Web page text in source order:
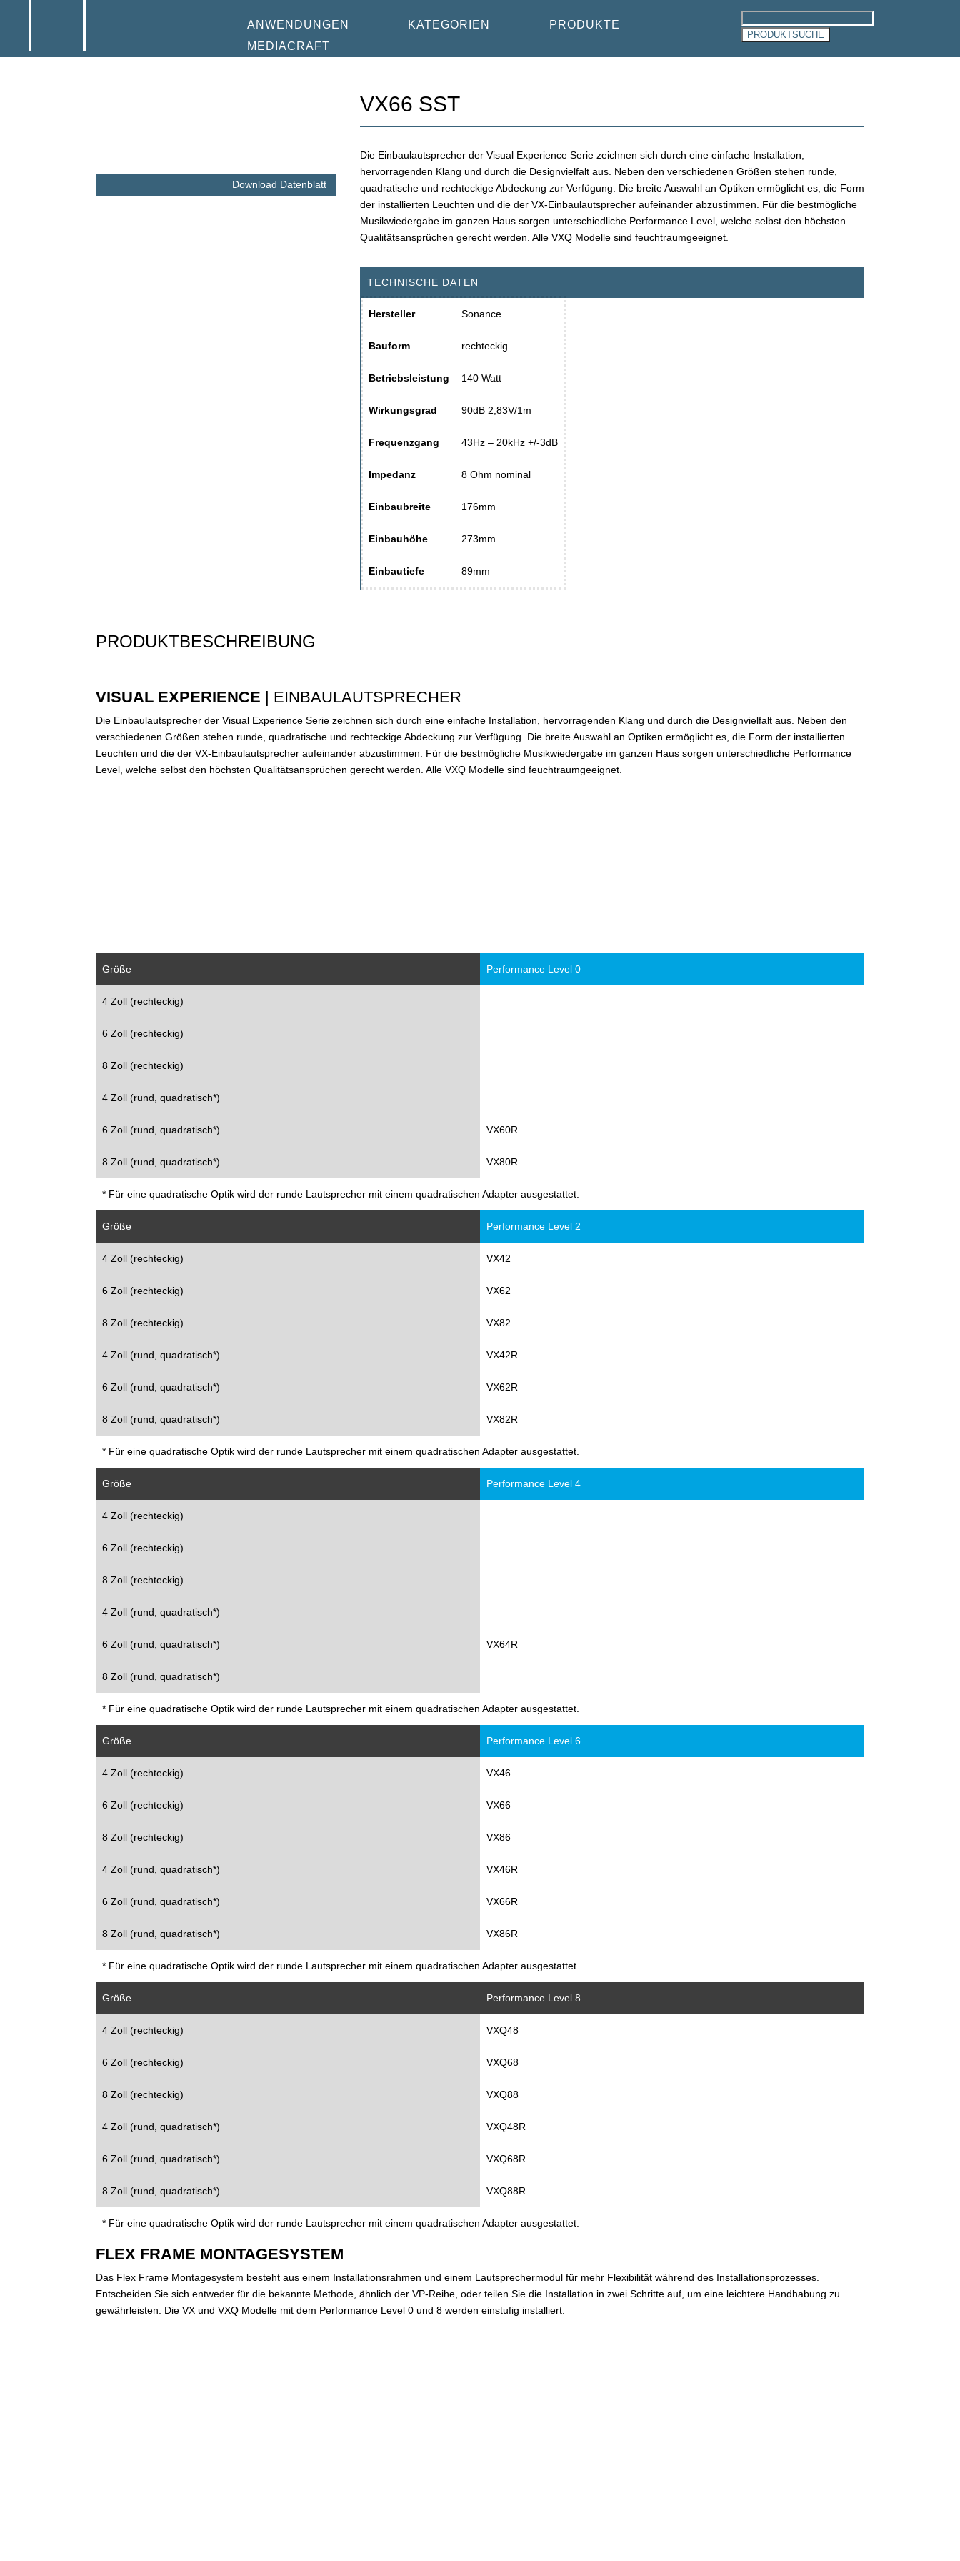
ANWENDUNGEN KATEGORIEN
PRODUKTE
MEDIACRAFT
search
PRODUKTSUCHE
Download Datenblatt
VX66 SST
Die Einbaulautsprecher der Visual Experience Serie zeichnen sich durch eine einfache Installation,
hervorragenden Klang und durch die Designvielfalt aus. Neben den verschiedenen Größen stehen runde,
quadratische und rechteckige Abdeckung zur Verfügung. Die breite Auswahl an Optiken ermöglicht es, die Form
der installierten Leuchten und die der VX-Einbaulautsprecher aufeinander abzustimmen. Für die bestmögliche
Musikwiedergabe im ganzen Haus sorgen unterschiedliche Performance Level, welche selbst den höchsten
Qualitätsansprüchen gerecht werden. Alle VXQ Modelle sind feuchtraumgeeignet.
TECHNISCHE DATEN
Hersteller Sonance
Bauform rechteckig
Betriebsleistung 140 Watt
Wirkungsgrad 90dB 2,83V/1m
Frequenzgang 43Hz – 20kHz +/-3dB
Impedanz 8 Ohm nominal
Einbaubreite 176mm
Einbauhöhe 273mm
Einbautiefe 89mm
PRODUKTBESCHREIBUNG
VISUAL EXPERIENCE | EINBAULAUTSPRECHER
Die Einbaulautsprecher der Visual Experience Serie zeichnen sich durch eine einfache Installation, hervorragenden Klang und durch die Designvielfalt aus. Neben den
verschiedenen Größen stehen runde, quadratische und rechteckige Abdeckung zur Verfügung. Die breite Auswahl an Optiken ermöglicht es, die Form der installierten
Leuchten und die der VX-Einbaulautsprecher aufeinander abzustimmen. Für die bestmögliche Musikwiedergabe im ganzen Haus sorgen unterschiedliche Performance
Level, welche selbst den höchsten Qualitätsansprüchen gerecht werden. Alle VXQ Modelle sind feuchtraumgeeignet.
Größe Performance Level 0
4 Zoll (rechteckig)
6 Zoll (rechteckig)
8 Zoll (rechteckig)
4 Zoll (rund, quadratisch*)
6 Zoll (rund, quadratisch*) VX60R
8 Zoll (rund, quadratisch*) VX80R
* Für eine quadratische Optik wird der runde Lautsprecher mit einem quadratischen Adapter ausgestattet.
Größe Performance Level 2
4 Zoll (rechteckig) VX42
6 Zoll (rechteckig) VX62
8 Zoll (rechteckig) VX82
4 Zoll (rund, quadratisch*) VX42R
6 Zoll (rund, quadratisch*) VX62R
8 Zoll (rund, quadratisch*) VX82R
* Für eine quadratische Optik wird der runde Lautsprecher mit einem quadratischen Adapter ausgestattet.
Größe Performance Level 4
4 Zoll (rechteckig)
6 Zoll (rechteckig)
8 Zoll (rechteckig)
4 Zoll (rund, quadratisch*)
6 Zoll (rund, quadratisch*) VX64R
8 Zoll (rund, quadratisch*)
* Für eine quadratische Optik wird der runde Lautsprecher mit einem quadratischen Adapter ausgestattet.
Größe Performance Level 6
4 Zoll (rechteckig) VX46
6 Zoll (rechteckig) VX66
8 Zoll (rechteckig) VX86
4 Zoll (rund, quadratisch*) VX46R
6 Zoll (rund, quadratisch*) VX66R
8 Zoll (rund, quadratisch*) VX86R
* Für eine quadratische Optik wird der runde Lautsprecher mit einem quadratischen Adapter ausgestattet.
Größe Performance Level 8
4 Zoll (rechteckig) VXQ48
6 Zoll (rechteckig) VXQ68
8 Zoll (rechteckig) VXQ88
4 Zoll (rund, quadratisch*) VXQ48R
6 Zoll (rund, quadratisch*) VXQ68R
8 Zoll (rund, quadratisch*) VXQ88R
* Für eine quadratische Optik wird der runde Lautsprecher mit einem quadratischen Adapter ausgestattet.
FLEX FRAME MONTAGESYSTEM
Das Flex Frame Montagesystem besteht aus einem Installationsrahmen und einem Lautsprechermodul für mehr Flexibilität während des Installationsprozesses.
Entscheiden Sie sich entweder für die bekannte Methode, ähnlich der VP-Reihe, oder teilen Sie die Installation in zwei Schritte auf, um eine leichtere Handhabung zu
gewährleisten. Die VX und VXQ Modelle mit dem Performance Level 0 und 8 werden einstufig installiert.